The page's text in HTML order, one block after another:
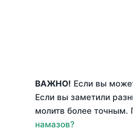
ВАЖНО! Если вы
Если вы заметили
молитв более точным.
намазов?